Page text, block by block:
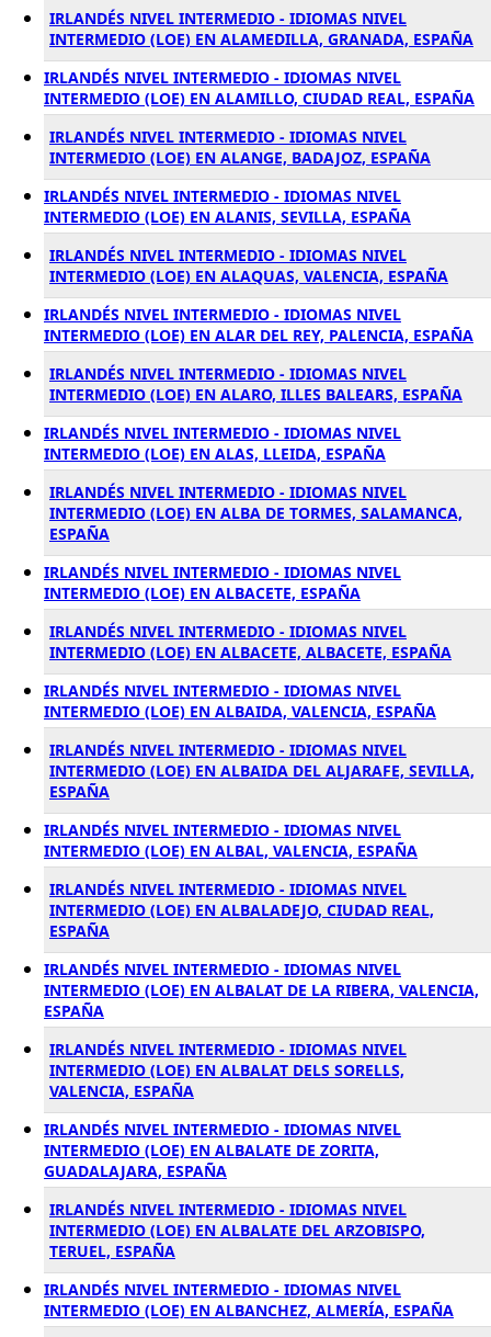
IRLANDÉS NIVEL INTERMEDIO - IDIOMAS NIVEL
INTERMEDIO (LOE) EN ALAMEDILLA, GRANADA, ESPAÑA
IRLANDÉS NIVEL INTERMEDIO - IDIOMAS NIVEL
INTERMEDIO (LOE) EN ALAMILLO, CIUDAD REAL, ESPAÑA
IRLANDÉS NIVEL INTERMEDIO - IDIOMAS NIVEL
INTERMEDIO (LOE) EN ALANGE, BADAJOZ, ESPAÑA
IRLANDÉS NIVEL INTERMEDIO - IDIOMAS NIVEL
INTERMEDIO (LOE) EN ALANIS, SEVILLA, ESPAÑA
IRLANDÉS NIVEL INTERMEDIO - IDIOMAS NIVEL
INTERMEDIO (LOE) EN ALAQUAS, VALENCIA, ESPAÑA
IRLANDÉS NIVEL INTERMEDIO - IDIOMAS NIVEL
INTERMEDIO (LOE) EN ALAR DEL REY, PALENCIA, ESPAÑA
IRLANDÉS NIVEL INTERMEDIO - IDIOMAS NIVEL
INTERMEDIO (LOE) EN ALARO, ILLES BALEARS, ESPAÑA
IRLANDÉS NIVEL INTERMEDIO - IDIOMAS NIVEL
INTERMEDIO (LOE) EN ALAS, LLEIDA, ESPAÑA
IRLANDÉS NIVEL INTERMEDIO - IDIOMAS NIVEL
INTERMEDIO (LOE) EN ALBA DE TORMES, SALAMANCA,
ESPAÑA
IRLANDÉS NIVEL INTERMEDIO - IDIOMAS NIVEL
INTERMEDIO (LOE) EN ALBACETE, ESPAÑA
IRLANDÉS NIVEL INTERMEDIO - IDIOMAS NIVEL
INTERMEDIO (LOE) EN ALBACETE, ALBACETE, ESPAÑA
IRLANDÉS NIVEL INTERMEDIO - IDIOMAS NIVEL
INTERMEDIO (LOE) EN ALBAIDA, VALENCIA, ESPAÑA
IRLANDÉS NIVEL INTERMEDIO - IDIOMAS NIVEL
INTERMEDIO (LOE) EN ALBAIDA DEL ALJARAFE, SEVILLA,
ESPAÑA
IRLANDÉS NIVEL INTERMEDIO - IDIOMAS NIVEL
INTERMEDIO (LOE) EN ALBAL, VALENCIA, ESPAÑA
IRLANDÉS NIVEL INTERMEDIO - IDIOMAS NIVEL
INTERMEDIO (LOE) EN ALBALADEJO, CIUDAD REAL,
ESPAÑA
IRLANDÉS NIVEL INTERMEDIO - IDIOMAS NIVEL
INTERMEDIO (LOE) EN ALBALAT DE LA RIBERA, VALENCIA,
ESPAÑA
IRLANDÉS NIVEL INTERMEDIO - IDIOMAS NIVEL
INTERMEDIO (LOE) EN ALBALAT DELS SORELLS,
VALENCIA, ESPAÑA
IRLANDÉS NIVEL INTERMEDIO - IDIOMAS NIVEL
INTERMEDIO (LOE) EN ALBALATE DE ZORITA,
GUADALAJARA, ESPAÑA
IRLANDÉS NIVEL INTERMEDIO - IDIOMAS NIVEL
INTERMEDIO (LOE) EN ALBALATE DEL ARZOBISPO,
TERUEL, ESPAÑA
IRLANDÉS NIVEL INTERMEDIO - IDIOMAS NIVEL
INTERMEDIO (LOE) EN ALBANCHEZ, ALMERÍA, ESPAÑA